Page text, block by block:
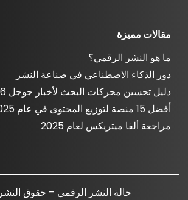
مقالات مميزة
ما هو النشر الرقمي؟
دور الذكاء الاصطناعي في صناعة النشر
دليل تحسين محركات البحث لأخبار جوجل 2026
أفضل 15 منصة لتوزيع المحتوى في عام 2025
مراجعة ألفا ميتريكس لعام 2025
حالة النشر الرقمي – حقوق النشر 2026